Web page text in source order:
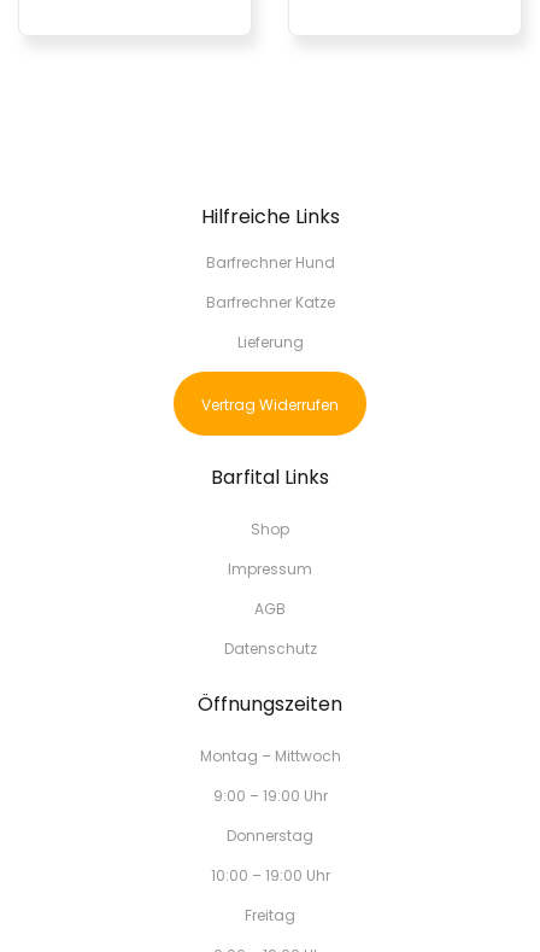
Hilfreiche Links
Barfrechner Hund
Barfrechner Katze
Lieferung
Vertrag Widerrufen
Barfital Links
Shop
Impressum
AGB
Datenschutz
Öffnungszeiten
Montag – Mittwoch
9:00 – 19:00 Uhr
Donnerstag
10:00 – 19:00 Uhr
Freitag